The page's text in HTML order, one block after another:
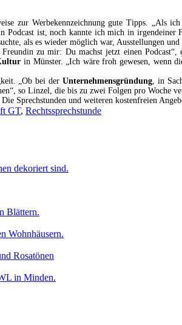
zur Werbekennzeichnung gute Tipps. „Als
Podcast ist, noch kannte ich mich in
als es wieder möglich war, Ausstellungen
zu mir: Du machst jetzt einen
in Münster. „Ich wäre froh gewesen, wenn
„Ob bei derUnternehmensgründung, in
so Linzel, die bis zu zwei Folgen pro Woche
Die Sprechstunden und weiteren kostenfreien
GT, Rechtssprechstunde